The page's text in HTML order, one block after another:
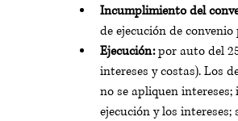
Incumplimiento del
de ejecución de
Ejecución: por auto del
intereses y costas). Los
no se apliquen
ejecución y los